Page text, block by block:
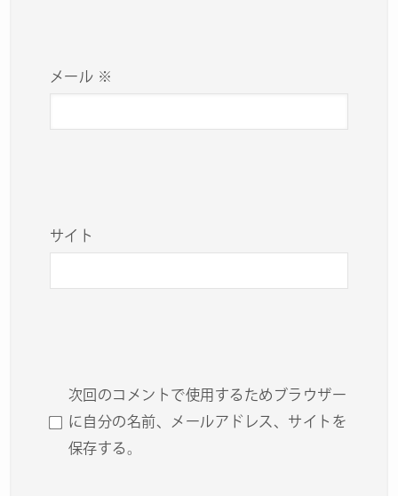
メール ※
サイト
次回のコメントで使用するためブラウザー
に自分の名前、メールアドレス、サイトを
保存する。